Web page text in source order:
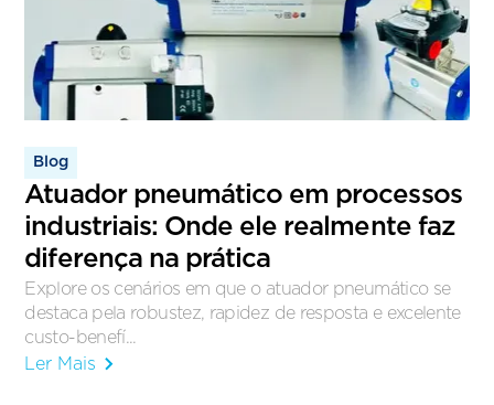
Blog
Atuador pneumático em processos
industriais: Onde ele realmente faz
diferença na prática
Explore os cenários em que o atuador pneumático se
destaca pela robustez, rapidez de resposta e excelente
custo-benefí...
Ler Mais